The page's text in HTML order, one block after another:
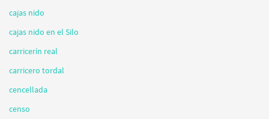
cajas nido
cajas nido en el Silo
carricerín real
carricero tordal
cencellada
censo